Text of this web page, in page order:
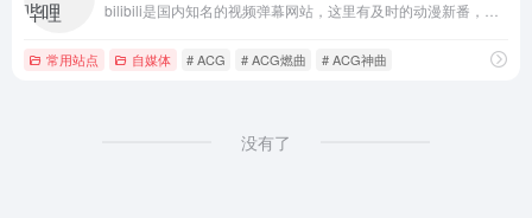
常用站点 自媒体 # ACG # ACG燃曲 # ACG神曲
没有了